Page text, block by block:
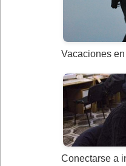
Vacaciones
Conectarse a